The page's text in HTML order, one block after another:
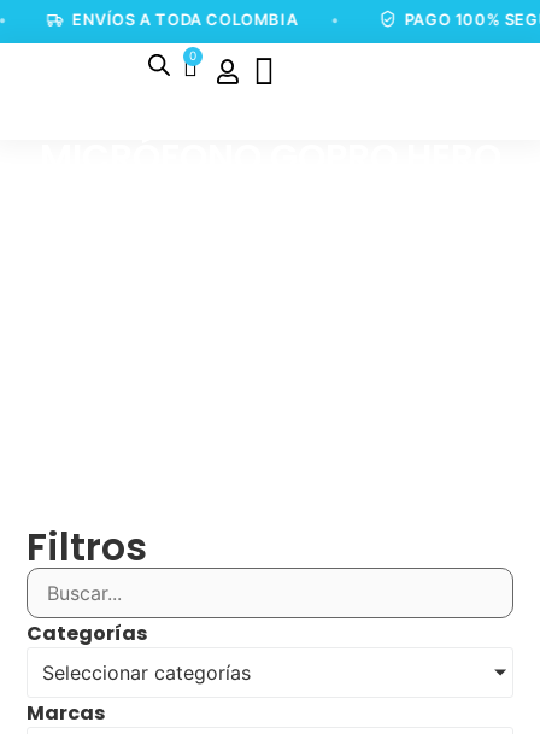
ENVÍOS A TODA COLOMBIA PAGO 100%
0
Filtros
Categorías
Seleccionar categorías
Marcas